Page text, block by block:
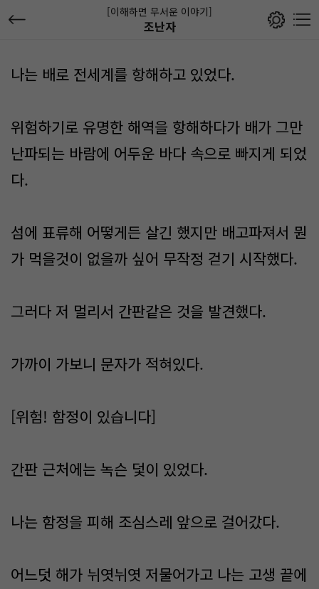
[이해하면 무서운 이야기]
조난자
나는 배로 전세계를 항해하고 있었다.
위험하기로 유명한 해역을 항해하다가 배가 그만
난파되는 바람에 어두운 바다 속으로 빠지게 되었
다.
​섬에 표류해 어떻게든 살긴 했지만 배고파져서 뭔
가 먹을것이 없을까 싶어 무작정 걷기 시작했다.
그러다 저 멀리서 간판같은 것을 발견했다.
가까이 가보니 문자가 적혀있다.
[위험! 함정이 있습니다]
​간판 근처에는 녹슨 덫이 있었다.
나는 함정을 피해 조심스레 앞으로 걸어갔다.
어느덧 해가 뉘엿뉘엿 저물어가고 나는 고생 끝에